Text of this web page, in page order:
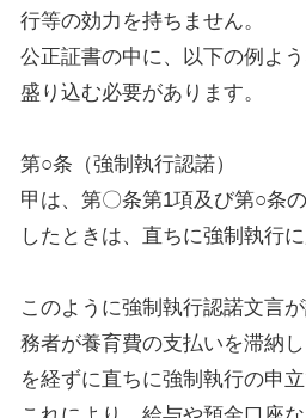
行等の効力を持ちません。
公正証書の中に、以下の例よ
盛り込む必要があります。
第○条（強制執行認諾）
甲は、第〇条第1項及び第○条
したときは、直ちに強制執行
このように強制執行認諾文言
務者が養育費の支払いを滞納
を経ずに直ちに強制執行の申立